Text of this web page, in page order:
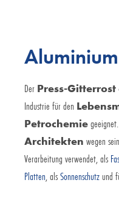
Der Press-
Industrie für den
Petrochemie
Architekten wegen
Verarbeitung verwendet, als
Platten , alsSonnenschutz und